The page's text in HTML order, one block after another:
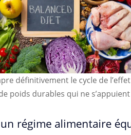
définitivement le cycle de
poids durables qui ne
régime alimentaire